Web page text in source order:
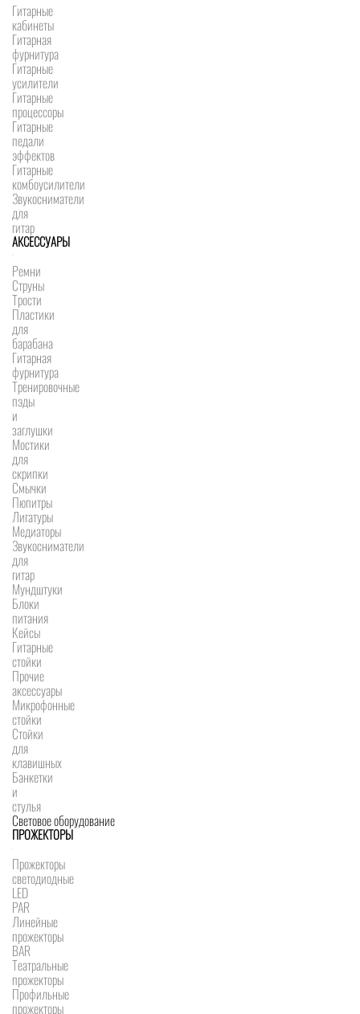
Гитарные
кабинеты
Гитарная
фурнитура
Гитарные
усилители
Гитарные
процессоры
Гитарные
педали
эффектов
Гитарные
комбоусилители
Звукосниматели
для
гитар
АКСЕССУАРЫ
Ремни
Струны
Трости
Пластики
для
барабана
Гитарная
фурнитура
Тренировочные
пэды
и
заглушки
Мостики
для
скрипки
Смычки
Пюпитры
Лигатуры
Медиаторы
Звукосниматели
для
гитар
Мундштуки
Блоки
питания
Кейсы
Гитарные
стойки
Прочие
аксессуары
Микрофонные
стойки
Стойки
для
клавишных
Банкетки
и
стулья
Световое оборудование
ПРОЖЕКТОРЫ
Прожекторы
светодиодные
LED
PAR
Линейные
прожекторы
BAR
Театральные
прожекторы
Профильные
прожекторы